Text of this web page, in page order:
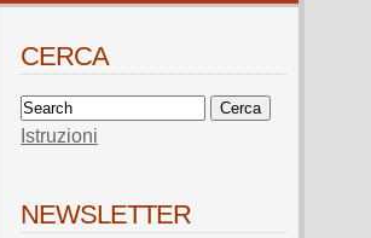
CERCA
Istruzioni
NEWSLETTER